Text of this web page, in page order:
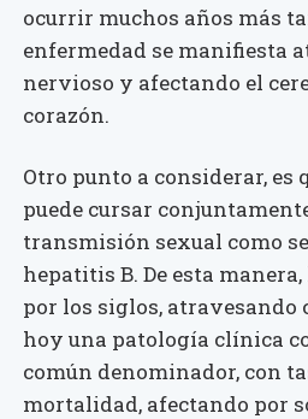
ocurrir muchos años más
enfermedad se manifiesta
nervioso y afectando el
corazón.
Otro punto a considerar, es
puede cursar
transmisión sexual como
hepatitis B. De esta
por los siglos, atravesando
hoy una patología clínica
común denominador, con
mortalidad, afectando por